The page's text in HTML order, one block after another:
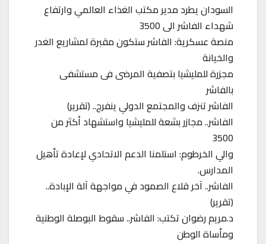
السودان يطرد مدير مكتب الغذاء العالمي وارتفاع
شهداء الفاشر الى 3500
منصة عسكرية: الفاشر ستكون مقبرة لمشاريع الغدر
والخيانة
مجزرة للمليشيا بتصفية المرضى فى مستشفى
بالفاشر
الفاشر تنزف والمجتمع الدولي ينفرج.. (تقرير)
الفاشر.. مجازر بشعة للمليشيا واستشهاد أكثر من
3500
والي الخرطوم: استلمنا الدعم الاتحادي لإعادة تأهيل
المدارس.
الفاشر.. آخر قلاع الصمود في مواجهة آلة الإبادة..
(تقرير)
د.مريم رضوان تكتب: الفاشر.. سقوط البوصلة الوطنية
ومأساة الوطن